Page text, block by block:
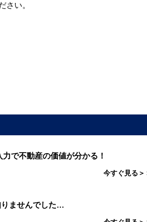
さい。
で不動産の価値が分かる！
今すぐ見る＞
りませんでした…